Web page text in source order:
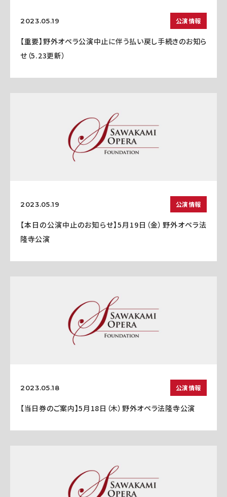
2023.05.19 公演情報
【重要】野外オペラ公演中止に伴う払い戻し手続きのお知ら
せ（5.23更新）
2023.05.19 公演情報
【本日の公演中止のお知らせ】5月19日（金）野外オペラ法
隆寺公演
2023.05.18 公演情報
【当日券のご案内】5月18日（木）野外オペラ法隆寺公演